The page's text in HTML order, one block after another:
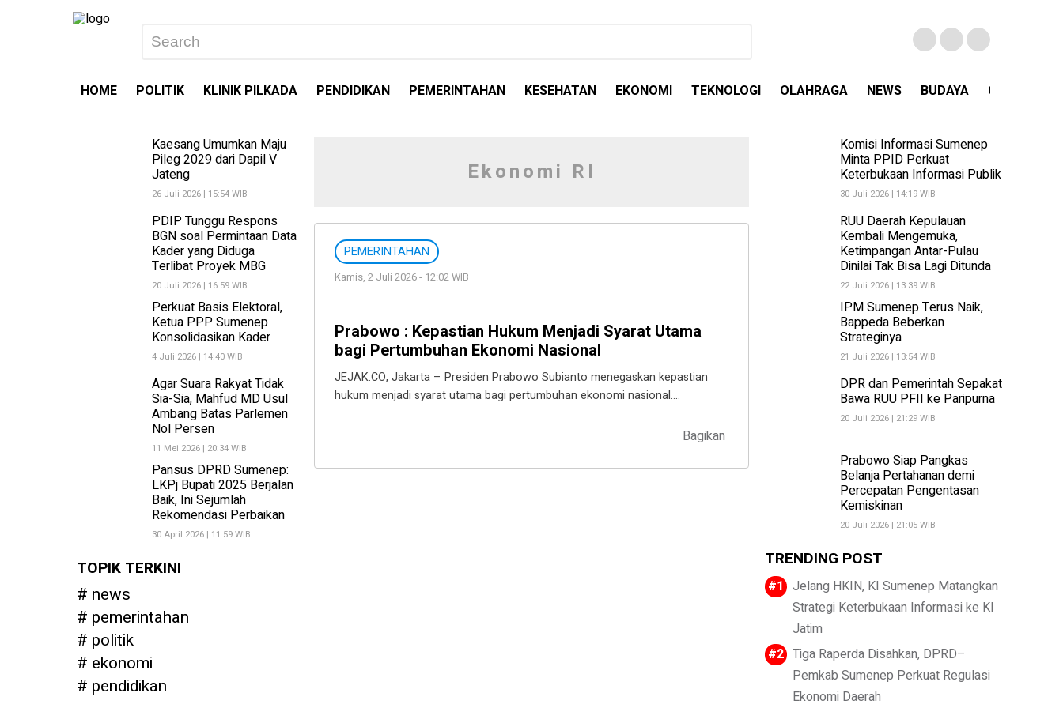
HOME POLITIK KLINIK PILKADA PENDIDIKAN PEMERINTAHAN KESEHATAN EKONOMI TEKNOLOGI OLAHRAGA NEWS BUDAYA OPINI
Kaesang Umumkan Maju
Pileg 2029 dari Dapil V
Jateng
26 Juli 2026 | 15:54 WIB
PDIP Tunggu Respons
BGN soal Permintaan Data
Kader yang Diduga
Terlibat Proyek MBG
20 Juli 2026 | 16:59 WIB
Perkuat Basis Elektoral,
Ketua PPP Sumenep
Konsolidasikan Kader
4 Juli 2026 | 14:40 WIB
Agar Suara Rakyat Tidak
Sia-Sia, Mahfud MD Usul
Ambang Batas Parlemen
Nol Persen
11 Mei 2026 | 20:34 WIB
Pansus DPRD Sumenep:
LKPj Bupati 2025 Berjalan
Baik, Ini Sejumlah
Rekomendasi Perbaikan
30 April 2026 | 11:59 WIB
TOPIK TERKINI
news
pemerintahan
politik
ekonomi
pendidikan
Ekonomi RI
PEMERINTAHAN
Kamis, 2 Juli 2026 - 12:02 WIB
Prabowo : Kepastian Hukum Menjadi Syarat Utama
bagi Pertumbuhan Ekonomi Nasional
JEJAK.CO, Jakarta – Presiden Prabowo Subianto menegaskan kepastian
hukum menjadi syarat utama bagi pertumbuhan ekonomi nasional….
Bagikan
Komisi Informasi Sumenep
Minta PPID Perkuat
Keterbukaan Informasi Publik
30 Juli 2026 | 14:19 WIB
RUU Daerah Kepulauan
Kembali Mengemuka,
Ketimpangan Antar-Pulau
Dinilai Tak Bisa Lagi Ditunda
22 Juli 2026 | 13:39 WIB
IPM Sumenep Terus Naik,
Bappeda Beberkan
Strateginya
21 Juli 2026 | 13:54 WIB
DPR dan Pemerintah Sepakat
Bawa RUU PFII ke Paripurna
20 Juli 2026 | 21:29 WIB
Prabowo Siap Pangkas
Belanja Pertahanan demi
Percepatan Pengentasan
Kemiskinan
20 Juli 2026 | 21:05 WIB
TRENDING POST
Jelang HKIN, KI Sumenep Matangkan
Strategi Keterbukaan Informasi ke KI
Jatim
Tiga Raperda Disahkan, DPRD–
Pemkab Sumenep Perkuat Regulasi
Ekonomi Daerah